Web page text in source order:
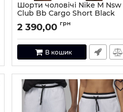
Шорти чоловічі Nike M Nsw
Club Bb Cargo Short Black
Артикул: CZ9956-010-M
2 390,00 грн
В кошик